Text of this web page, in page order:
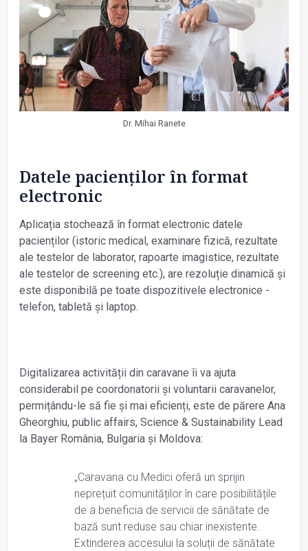
Dr. Mihai Ranete
Datele pacienților în format
electronic
Aplicația stochează în format electronic datele
pacienților (istoric medical, examinare fizică, rezultate
ale testelor de laborator, rapoarte imagistice, rezultate
ale testelor de screening etc.), are rezoluție dinamică și
este disponibilă pe toate dispozitivele electronice -
telefon, tabletă și laptop.
Digitalizarea activității din caravane îi va ajuta
considerabil pe coordonatorii și voluntarii caravanelor,
permițându-le să fie și mai eficienți, este de părere Ana
Gheorghiu, public affairs, Science & Sustainability Lead
la Bayer România, Bulgaria și Moldova:
„Caravana cu Medici oferă un sprijin
neprețuit comunităților în care posibilitățile
de a beneficia de servicii de sănătate de
bază sunt reduse sau chiar inexistente.
Extinderea accesului la soluții de sănătate